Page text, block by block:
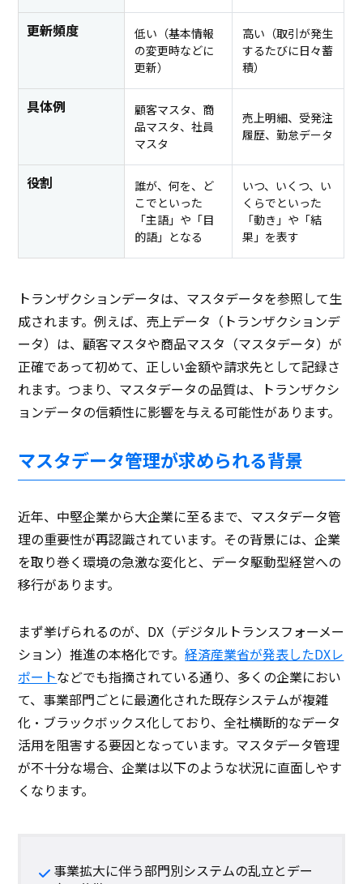
更新頻度
低い（基本情報
の変更時などに
更新）
高い（取引が発生
するたびに日々蓄
積）
具体例
顧客マスタ、商
品マスタ、社員
マスタ
売上明細、受発注
履歴、勤怠データ
役割
誰が、何を、ど
こでといった
「主語」や「目
的語」となる
いつ、いくつ、い
くらでといった
「動き」や「結
果」を表す
トランザクションデータは、マスタデータを参照して生
成されます。例えば、売上データ（トランザクションデ
ータ）は、顧客マスタや商品マスタ（マスタデータ）が
正確であって初めて、正しい金額や請求先として記録さ
れます。つまり、マスタデータの品質は、トランザクシ
ョンデータの信頼性に影響を与える可能性があります。
マスタデータ管理が求められる背景
近年、中堅企業から大企業に至るまで、マスタデータ管
理の重要性が再認識されています。その背景には、企業
を取り巻く環境の急激な変化と、データ駆動型経営への
移行があります。
まず挙げられるのが、DX（デジタルトランスフォーメー
ション）推進の本格化です。経済産業省が発表したDXレ
ポートなどでも指摘されている通り、多くの企業におい
て、事業部門ごとに最適化された既存システムが複雑
化・ブラックボックス化しており、全社横断的なデータ
活用を阻害する要因となっています。マスタデータ管理
が不十分な場合、企業は以下のような状況に直面しやす
くなります。
事業拡大に伴う部門別システムの乱立とデー